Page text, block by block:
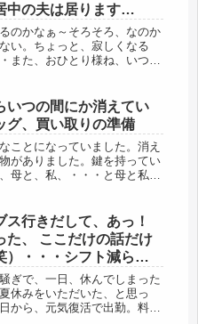
中の夫は居ります
・お好み焼き旨し、
のかなぁ～そろそろ、なのか
い。ちょっと、寂しくなる
また、おひとり様ね、いつか
間でした。朝、５時過ぎには
ガテン飯に、弁当２個、シフ
いつの間にか消えてい
グ、買い取りの準備
ことになっていました。消え
がありました。鍵を持ってい
母と、私、・・・と母と私か
って行ったのかもしれな
。我が家は、泥棒が入るほ
...
ス行きだして、あっ！
けの話だけ
）・・・シフト減らし
ぎで、一日、休んでしまった
休みをいただいた、と思っ
から、元気復活で出勤。料理